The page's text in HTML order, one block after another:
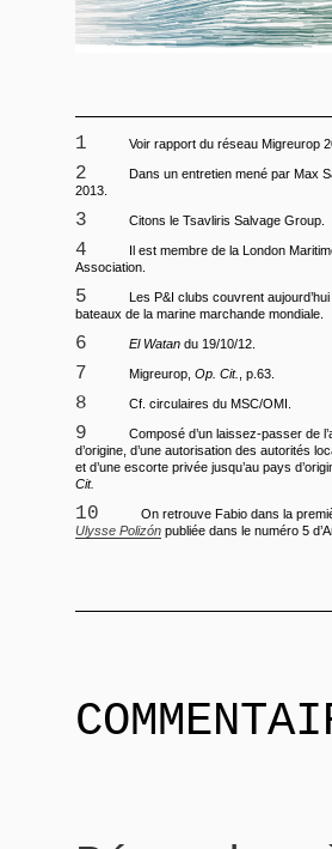
1 Voir rapport du réseau Migreurop
2
Dans un entretien mené par Max
2013.
3 Citons le Tsavliris Salvage Group.
4
Il est membre de la London
Association.
5
Les P&I clubs couvrent
bateaux de la marine marchande mondiale.
6 El Watan du 19/10/12.
7 Migreurop, Op. Cit. , p.63.
8 Cf. circulaires du MSC/OMI.
9
Composé d’un laissez-passer de
d’origine, d’une autorisation des autorités
et d’une escorte privée jusqu’au pays
Cit.
10
On retrouve Fabio dans la
Ulysse Polizón publiée dans le numéro 5